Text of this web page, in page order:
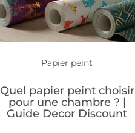
Papier peint
Quel papier peint choisir
pour une chambre ? |
Guide Decor Discount